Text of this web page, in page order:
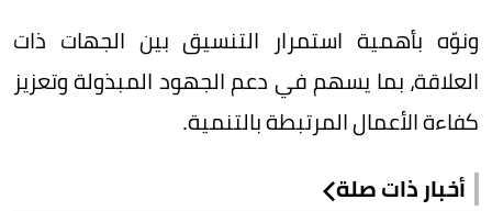
ونوّه بأهمية استمرار التنسيق بين الجهات ذات
العلاقة، بما يسهم في دعم الجهود المبذولة وتعزيز
كفاءة الأعمال المرتبطة بالتنمية.
أخبار ذات صلة